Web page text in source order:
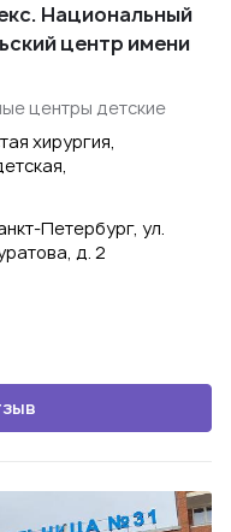
Национальный
центр имени
центры детские
хирургия,
Петербург, ул.
д. 2